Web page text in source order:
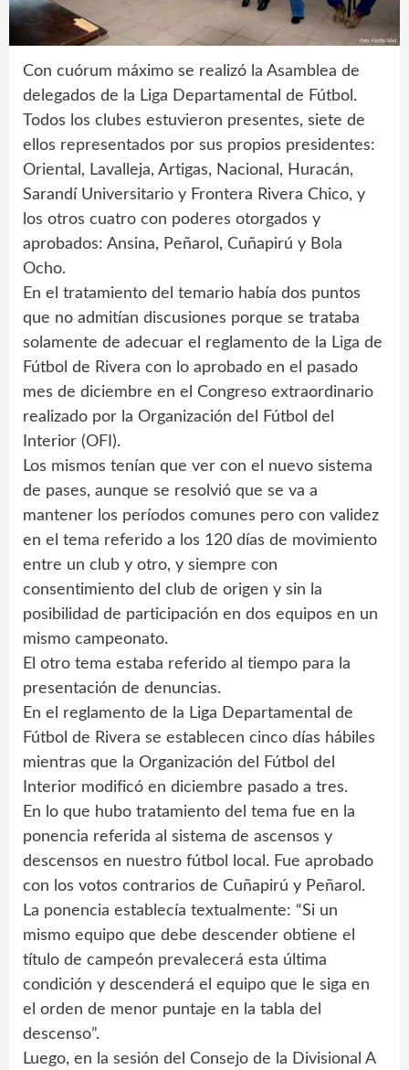
Con cuórum máximo se realizó la Asamblea de
delegados de la Liga Departamental de Fútbol.
Todos los clubes estuvieron presentes, siete de
ellos representados por sus propios presidentes:
Oriental, Lavalleja, Artigas, Nacional, Huracán,
Sarandí Universitario y Frontera Rivera Chico, y
los otros cuatro con poderes otorgados y
aprobados: Ansina, Peñarol, Cuñapirú y Bola
Ocho.
En el tratamiento del temario había dos puntos
que no admitían discusiones porque se trataba
solamente de adecuar el reglamento de la Liga de
Fútbol de Rivera con lo aprobado en el pasado
mes de diciembre en el Congreso extraordinario
realizado por la Organización del Fútbol del
Interior (OFI).
Los mismos tenían que ver con el nuevo sistema
de pases, aunque se resolvió que se va a
mantener los períodos comunes pero con validez
en el tema referido a los 120 días de movimiento
entre un club y otro, y siempre con
consentimiento del club de origen y sin la
posibilidad de participación en dos equipos en un
mismo campeonato.
El otro tema estaba referido al tiempo para la
presentación de denuncias.
En el reglamento de la Liga Departamental de
Fútbol de Rivera se establecen cinco días hábiles
mientras que la Organización del Fútbol del
Interior modificó en diciembre pasado a tres.
En lo que hubo tratamiento del tema fue en la
ponencia referida al sistema de ascensos y
descensos en nuestro fútbol local. Fue aprobado
con los votos contrarios de Cuñapirú y Peñarol.
La ponencia establecía textualmente: “Si un
mismo equipo que debe descender obtiene el
título de campeón prevalecerá esta última
condición y descenderá el equipo que le siga en
el orden de menor puntaje en la tabla del
descenso”.
Luego, en la sesión del Consejo de la Divisional A